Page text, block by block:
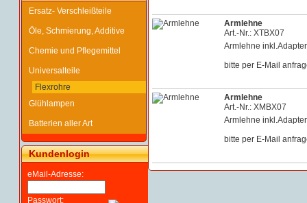
Ersatz- Verschleißteile
Öle, Schmierung, Additive
Chemie und Pflegemittel
Universalteile
Flexrohre
Glühlampen
Batterien aller Art
Kundenlogin
eMail-Adresse:
Passwort:
Armlehne
Art.-Nr.: XTBX07
Armlehne
bitte per E-Mail
Armlehne
Art.-Nr.: XMBX07
Armlehne
bitte per E-Mail